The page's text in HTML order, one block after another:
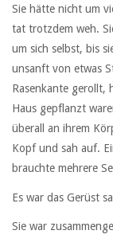
Sie hätte nicht um
tat trotzdem weh.
um sich selbst, bis
unsanft von etwas
Rasenkante gerollt,
Haus gepflanzt
überall an ihrem
Kopf und sah auf.
brauchte mehrere
Es war das Gerüst
Sie war